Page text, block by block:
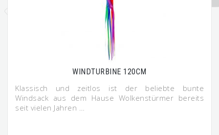
WINDTURBINE 120CM
Klassisch und zeitlos ist der beliebte bunte
Windsack aus dem Hause Wolkenstürmer bereits
seit vielen Jahren …